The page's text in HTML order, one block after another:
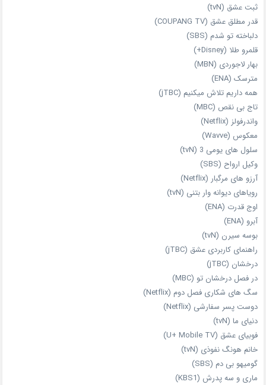
ثبت عشق (tvN)
قدر مطلق عشق (COUPANG TV)
دلباخته تو شدم (SBS)
قلمرو طلا (Disney+)
بهار لاجوردی (MBN)
مترسک (ENA)
همه داریم تلاش میکنیم (jTBC)
تاج بی‌ نقص (MBC)
واندرفولز (Netflix)
معکوس (Wavve)
سلول های یومی 3 (tvN)
وکیل ارواح (SBS)
آرزو های مرگبار (Netflix)
رویاهای دیوانه‌ وار بتنی (tvN)
اوج قدرت (ENA)
آبرو (ENA)
بوسه سیرن (tvN)
راهنمای کاربردی عشق (jTBC)
درخشان (jTBC)
در فصل درخشان تو (MBC)
سگ های شکاری فصل دوم (Netflix)
دوست‌ پسر سفارشی (Netflix)
دنیای ما (tvN)
فوبیای عشق (U+ Mobile TV)
خانم هونگ نفوذی (tvN)
گومیهو بی دم (SBS)
ماری و سه پدرش (KBS1)